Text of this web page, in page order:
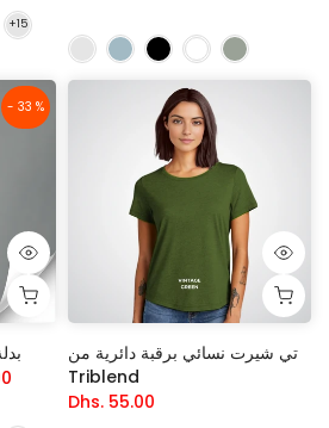
- 33 %
تي شيرت نسائي برقبة دائرية من
Triblend
Dhs. 55.00